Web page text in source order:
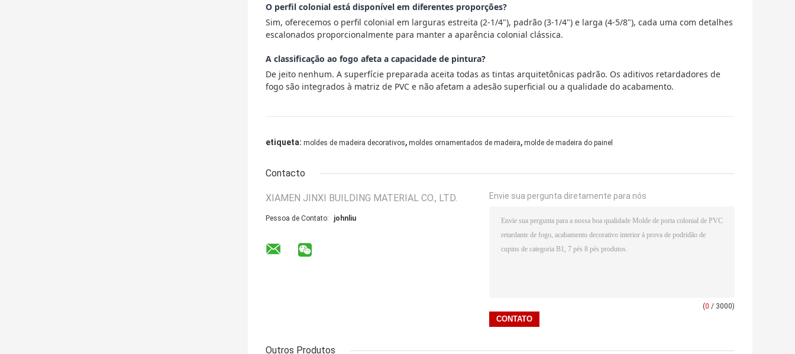
O perfil colonial está disponível em diferentes proporções?
Sim, oferecemos o perfil colonial em larguras estreita (2-1/4"), padrão (3-1/4") e larga (4-5/8"), cada uma com detalhes
escalonados proporcionalmente para manter a aparência colonial clássica.
A classificação ao fogo afeta a capacidade de pintura?
De jeito nenhum. A superfície preparada aceita todas as tintas arquitetônicas padrão. Os aditivos retardadores de
fogo são integrados à matriz de PVC e não afetam a adesão superficial ou a qualidade do acabamento.
etiqueta: moldes de madeira decorativos, moldes ornamentados de madeira, molde de madeira do painel
Contacto
XIAMEN JINXI BUILDING MATERIAL CO., LTD.
Pessoa de Contato: johnliu
Envie sua pergunta diretamente para nós
(0 / 3000)
Outros Produtos